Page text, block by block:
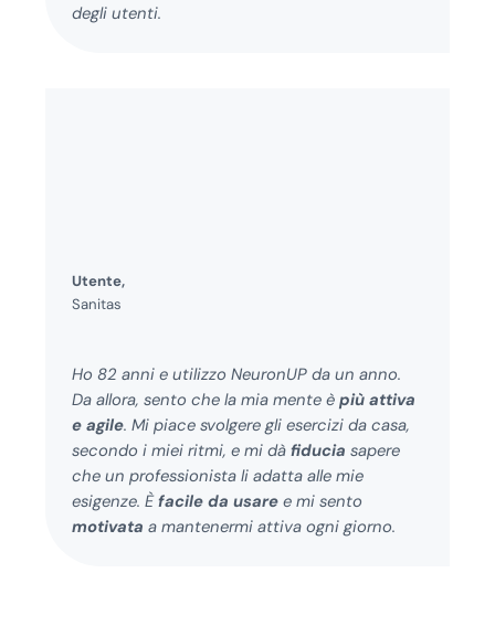
degli utenti.
Utente,
Sanitas
Ho 82 anni e utilizzo NeuronUP da un anno.
Da allora, sento che la mia mente è più attiva
e agile. Mi piace svolgere gli esercizi da casa,
secondo i miei ritmi, e mi dà fiducia sapere
che un professionista li adatta alle mie
esigenze. Èfacile da usare e mi sento
motivata a mantenermi attiva ogni giorno.